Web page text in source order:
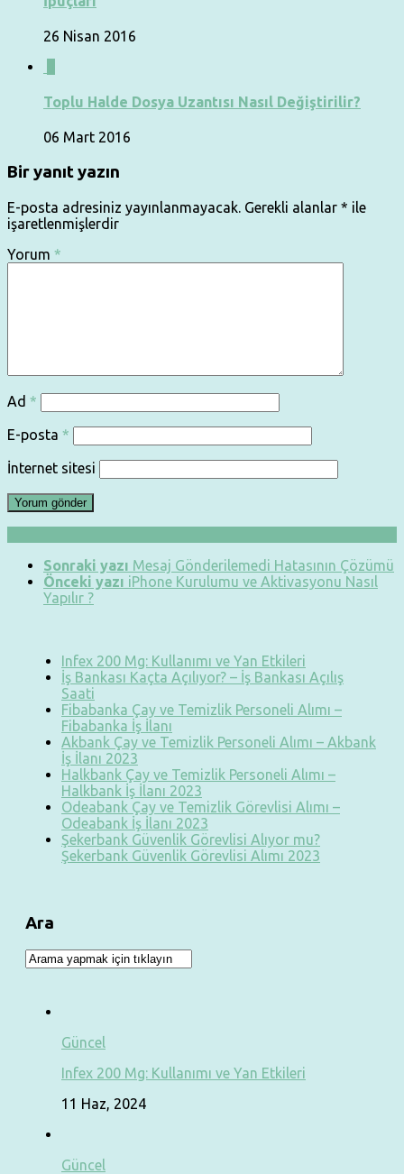
26 Nisan 2016
Toplu Halde Dosya Uzantısı Nasıl Değiştirilir?
06 Mart 2016
Bir yanıt yazın
E-posta adresiniz yayınlanmayacak. Gerekli alanlar * ile
işaretlenmişlerdir
Yorum *
Ad *
E-posta *
İnternet sitesi
Sonraki yazı Mesaj Gönderilemedi Hatasının Çözümü
Önceki yazı iPhone Kurulumu ve Aktivasyonu Nasıl
Yapılır ?
Infex 200 Mg: Kullanımı ve Yan Etkileri
İş Bankası Kaçta Açılıyor? – İş Bankası Açılış
Saati
Fibabanka Çay ve Temizlik Personeli Alımı –
Fibabanka İş İlanı
Akbank Çay ve Temizlik Personeli Alımı – Akbank
İş İlanı 2023
Halkbank Çay ve Temizlik Personeli Alımı –
Halkbank İş İlanı 2023
Odeabank Çay ve Temizlik Görevlisi Alımı –
Odeabank İş İlanı 2023
Şekerbank Güvenlik Görevlisi Alıyor mu?
Şekerbank Güvenlik Görevlisi Alımı 2023
Ara
Güncel
Infex 200 Mg: Kullanımı ve Yan Etkileri
11 Haz, 2024
Güncel